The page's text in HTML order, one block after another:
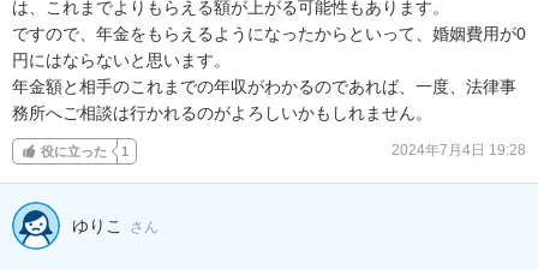
は、これまでよりもらえる額が上がる可能性もあります。
ですので、年金をもらえるようになったからといって、婚姻費用が0
円にはならないと思います。
年金額と相手のこれまでの年収がわかるのであれば、一度、法律事
務所へご相談は行かれるのがよろしいかもしれません。
役に立った 1 2024年7月4日 19:28
ゆりこ さん